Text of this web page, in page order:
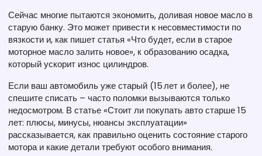
Сейчас многие пытаются экономить, доливая новое масло в
старую банку. Это может привести к несовместимости по
вязкости и, как пишет статья «Что будет, если в старое
моторное масло залить новое», к образованию осадка,
который ускорит износ цилиндров.
Если ваш автомобиль уже старый (15 лет и более), не
спешите списать – часто поломки вызываются только
недосмотром. В статье «Стоит ли покупать авто старше 15
лет: плюсы, минусы, нюансы эксплуатации»
рассказывается, как правильно оценить состояние старого
мотора и какие детали требуют особого внимания.